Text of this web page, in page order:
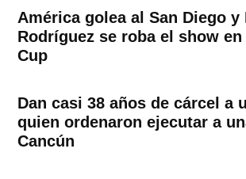
América golea al San Diego y
Rodríguez se roba el show
Cup
Dan casi 38 años de cárcel a
quien ordenaron ejecutar a
Cancún